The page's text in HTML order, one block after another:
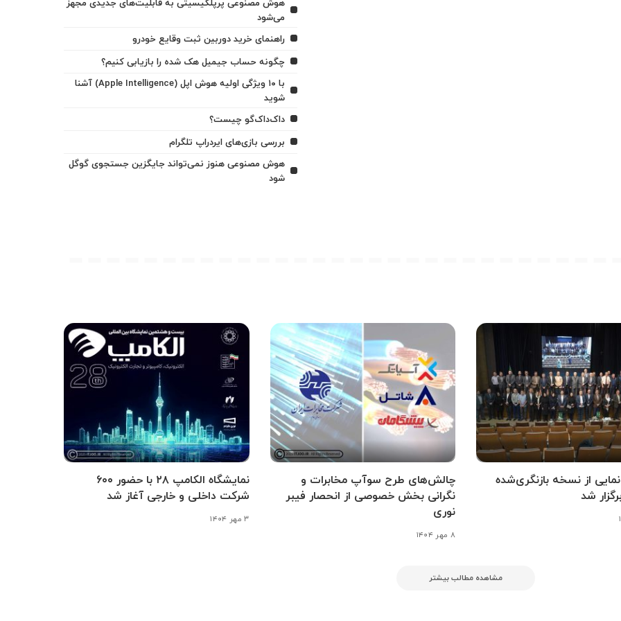
هوش مصنوعی پرپلکیسیتی به قابلیت‌های جدیدی مجهز
می‌شود
راهنمای خرید دوربین ثبت وقایع خودرو
چگونه حساب جیمیل هک شده را بازیابی کنیم؟
با ۱۰ ویژگی اولیه هوش اپل (Apple Intelligence) آشنا
شوید
داک‌داک‌گو چیست؟
بررسی بازی‌های ایردراپ تلگرام
هوش مصنوعی هنوز نمی‌تواند جایگزین جستجوی گوگل
شود
از نسخه بازنگری‌شده
شد
چالش‌های طرح سوآپ مخابرات و
نگرانی بخش خصوصی از انحصار فیبر
نوری
۸ مهر ۱۴۰۴
نمایشگاه الکامپ ۲۸ با حضور ۶۰۰
شرکت داخلی و خارجی آغاز شد
۳ مهر ۱۴۰۴
مشاهده مطالب بیشتر